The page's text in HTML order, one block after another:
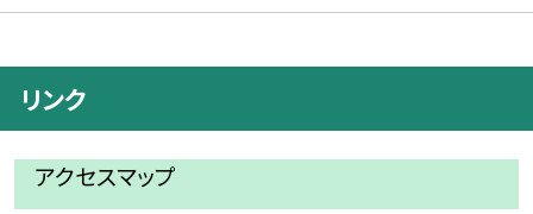
リンク
アクセスマップ